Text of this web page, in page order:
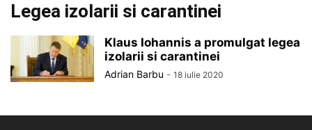
Legea izolarii si carantinei
Klaus Iohannis a promulgat legea
izolarii si carantinei
Adrian Barbu - 18 iulie 2020